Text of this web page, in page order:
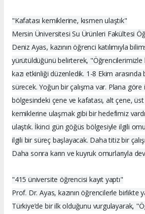
"Kafatası kemiklerine, kısmen ulaştık"
Mersin Üniversitesi Su Ürünleri Fakültesi
Deniz Ayas, kazının öğrenci katılımıyla
yürütüldüğünü belirterek, "Öğrencilerimizle
kazı etkinliği düzenledik. 1-8 Ekim arasında
sürecek. Yoğun bir çalışma var. Plana göre
bölgesindeki çene ve kafatası, alt çene,
kemiklerine ulaşmak gibi bir hedefimiz
ulaştık. İkinci gün göğüs bölgesiyle ilgili
ilgili bir süreç başlayacak. Daha titiz bir
Daha sonra karın ve kuyruk omurlarıyla
"415 üniversite öğrencisi kayıt yaptı"
Prof. Dr. Ayas, kazının öğrencilerle birlikte
Türkiye’de bir ilk olduğunu vurgulayarak,